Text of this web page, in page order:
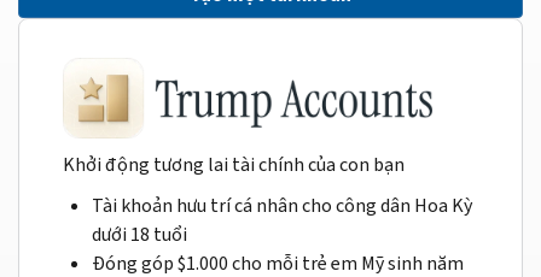
Khởi động tương lai tài chính của con bạn
Tài khoản hưu trí cá nhân cho công dân Hoa Kỳ
dưới 18 tuổi
Đóng góp $1.000 cho mỗi trẻ em Mỹ sinh năm